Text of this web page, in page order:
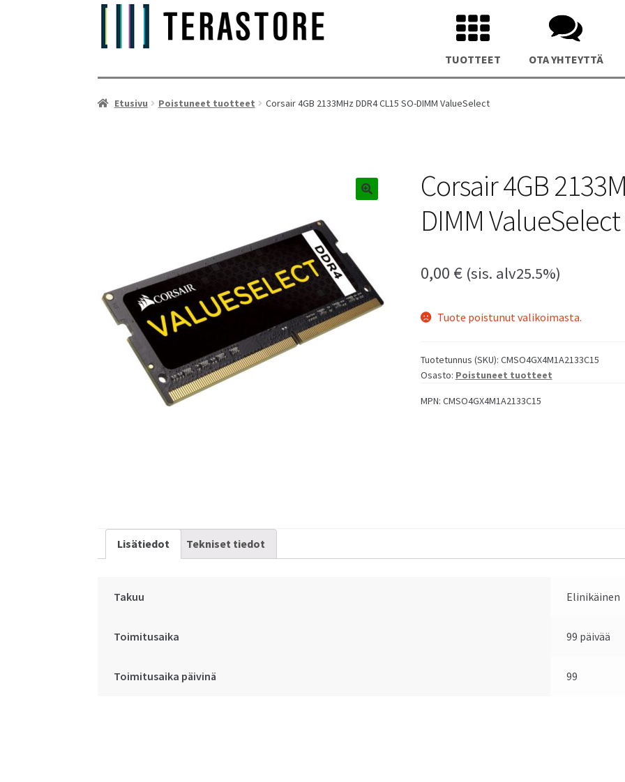
OTA YHTEYTTÄ
TUOTTEET
Asus NUC 15 Pro Plus Mini PC Asus NUC 14 Pro Plus Mini PC
Asus NUC 14 Pro Mini PC
Etusivu Poistuneet tuotteet Corsair 4GB 2133MHz DDR4 CL15 SO-DIMM ValueSelect
Corsair 4GB
DIMM ValueSelect
0,00 €(sis. alv25.5%)
Tuote poistunut valikoimasta.
Tuotetunnus (SKU): CMSO4GX4M1A2133C15
Osasto: Poistuneet tuotteet
MPN: CMSO4GX4M1A2133C15
Lisätiedot Tekniset tiedot
Takuu Elinikäinen
Toimitusaika 99 päivää
Toimitusaika päivinä 99